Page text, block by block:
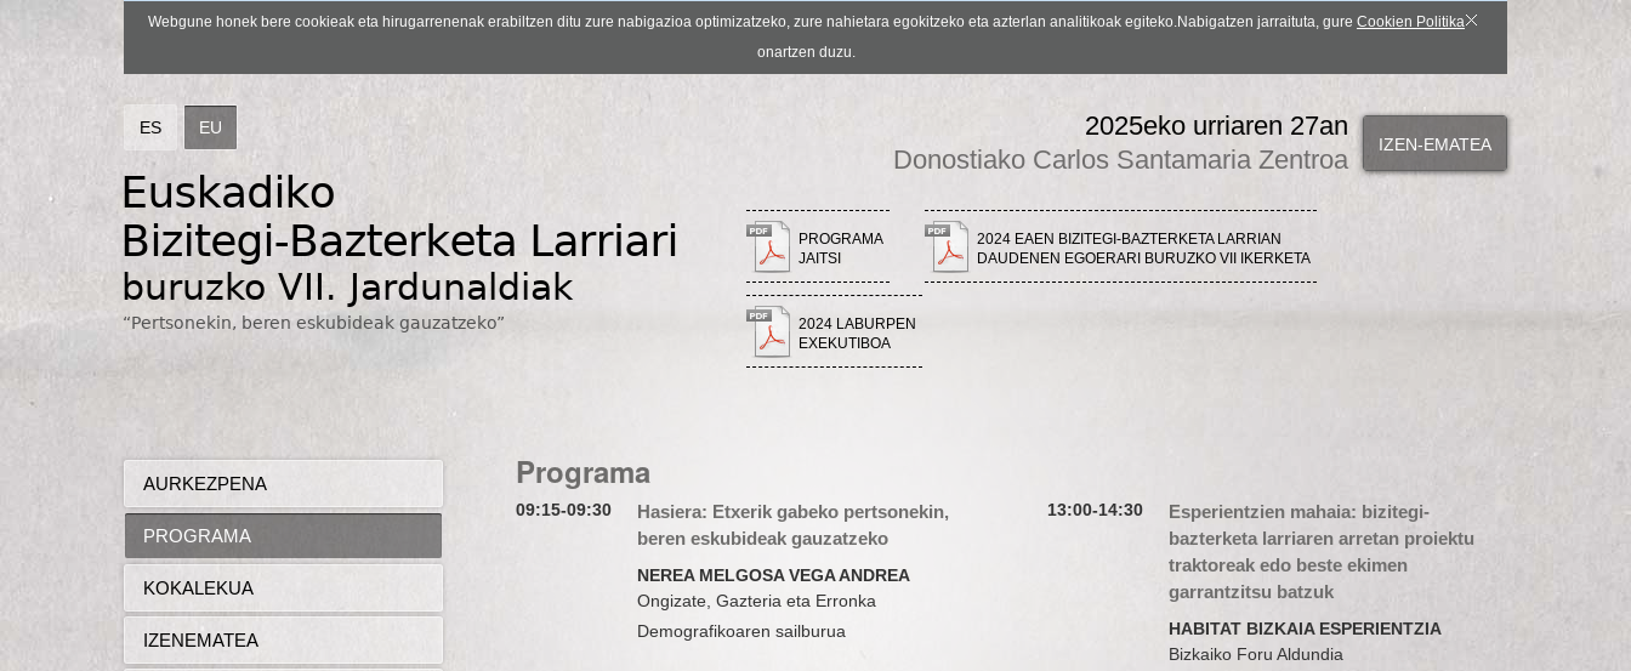
Webgune honek bere cookieak eta hirugarrenenak erabiltzen ditu zure nabigazioa optimizatzeko, zure nahietara egokitzeko eta azterlan analitikoak egiteko.Nabigatzen jarraituta, gure Cookien Politika
onartzen duzu.
ES EU
2025eko urriaren 27an
Donostiako Carlos Santamaria Zentroa
IZEN-EMATEA
PROGRAMA
JAITSI
2024 EAEN BIZITEGI-BAZTERKETA LARRIAN
DAUDENEN EGOERARI BURUZKO VII IKERKETA
2024 LABURPEN
EXEKUTIBOA
AURKEZPENA
PROGRAMA
KOKALEKUA
IZENEMATEA
Programa
09:15-09:30
Hasiera: Etxerik gabeko pertsonekin,
beren eskubideak gauzatzeko
NEREA MELGOSA VEGA ANDREA
Ongizate, Gazteria eta Erronka
Demografikoaren sailburua
13:00-14:30
Esperientzien mahaia: bizitegi-
bazterketa larriaren arretan proiektu
traktoreak edo beste ekimen
garrantzitsu batzuk
HABITAT BIZKAIA ESPERIENTZIA
Bizkaiko Foru Aldundia